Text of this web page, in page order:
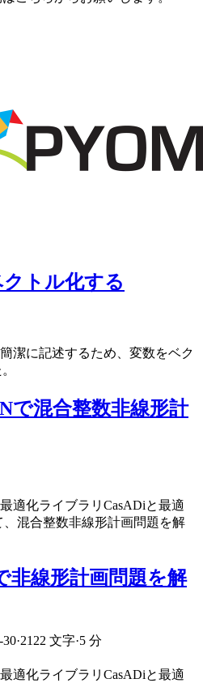
トル化する
潔に記述するため、変数をベク
で混合整数非線形計
適化ライブラリCasADiと最適
混合整数非線形計画問題を解
非線形計画問題を解
30·2122 文字·5 分
適化ライブラリCasADiと最適